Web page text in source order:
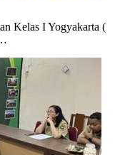
Kelas I Yogyakarta (